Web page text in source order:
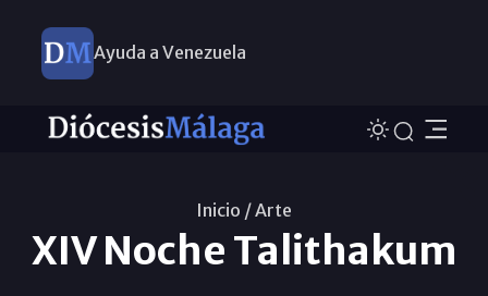
Ayuda a Venezuela
Inicio /Arte
XIV Noche Talithakum